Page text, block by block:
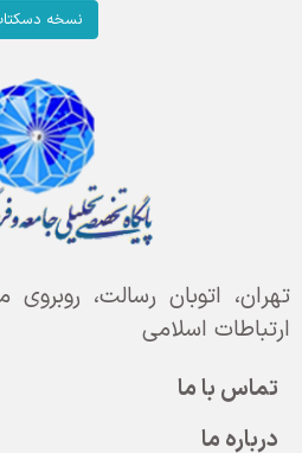
نسخه
تهران، اتوبان رسالت،
ارتباطات اسلامی
تماس با ما
درباره ما